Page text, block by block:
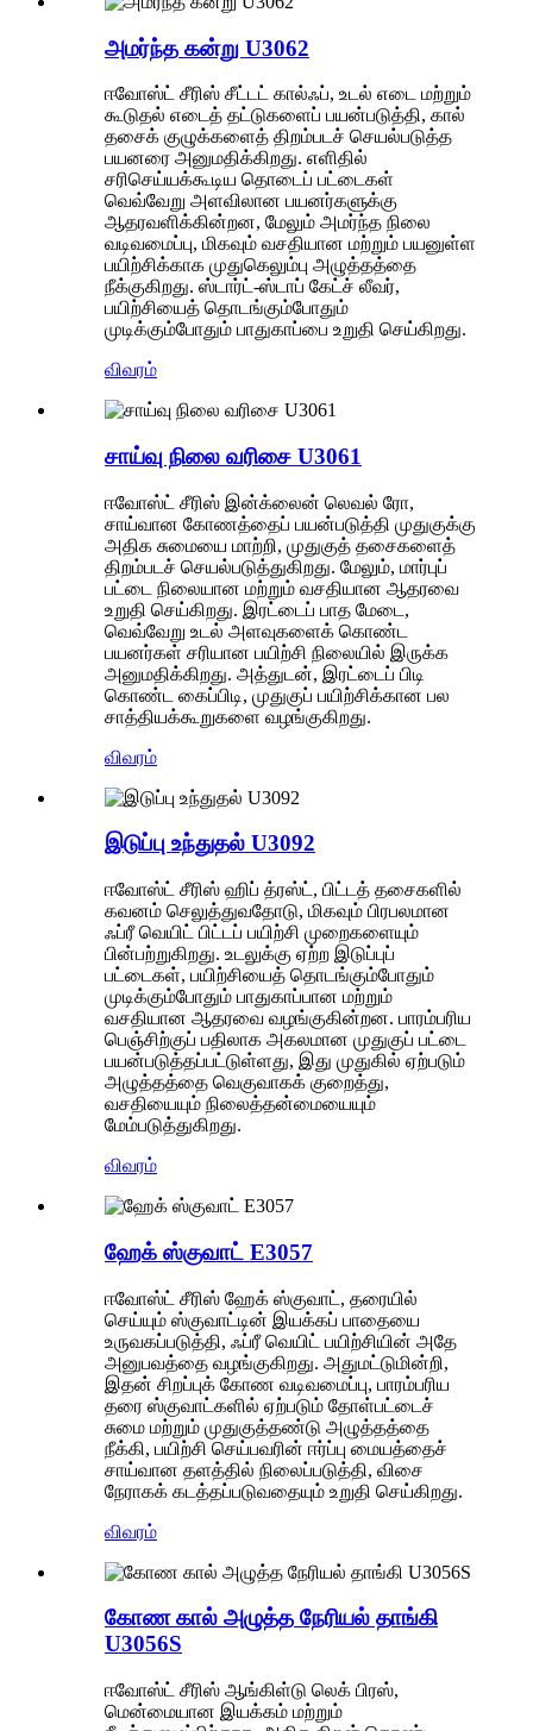
அமர்ந்த கன்று U3062
ஈவோஸ்ட் சீரிஸ் சீட்டட் கால்ஃப், உடல் எடை மற்றும்
கூடுதல் எடைத் தட்டுகளைப் பயன்படுத்தி, கால்
தசைக் குழுக்களைத் திறம்படச் செயல்படுத்த
பயனரை அனுமதிக்கிறது. எளிதில்
சரிசெய்யக்கூடிய தொடைப் பட்டைகள்
வெவ்வேறு அளவிலான பயனர்களுக்கு
ஆதரவளிக்கின்றன, மேலும் அமர்ந்த நிலை
வடிவமைப்பு, மிகவும் வசதியான மற்றும் பயனுள்ள
பயிற்சிக்காக முதுகெலும்பு அழுத்தத்தை
நீக்குகிறது. ஸ்டார்ட்-ஸ்டாப் கேட்ச் லீவர்,
பயிற்சியைத் தொடங்கும்போதும்
முடிக்கும்போதும் பாதுகாப்பை உறுதி செய்கிறது.
விவரம்
சாய்வு நிலை வரிசை U3061
ஈவோஸ்ட் சீரிஸ் இன்க்லைன் லெவல் ரோ,
சாய்வான கோணத்தைப் பயன்படுத்தி முதுகுக்கு
அதிக சுமையை மாற்றி, முதுகுத் தசைகளைத்
திறம்படச் செயல்படுத்துகிறது. மேலும், மார்புப்
பட்டை நிலையான மற்றும் வசதியான ஆதரவை
உறுதி செய்கிறது. இரட்டைப் பாத மேடை,
வெவ்வேறு உடல் அளவுகளைக் கொண்ட
பயனர்கள் சரியான பயிற்சி நிலையில் இருக்க
அனுமதிக்கிறது. அத்துடன், இரட்டைப் பிடி
கொண்ட கைப்பிடி, முதுகுப் பயிற்சிக்கான பல
சாத்தியக்கூறுகளை வழங்குகிறது.
விவரம்
இடுப்பு உந்துதல் U3092
ஈவோஸ்ட் சீரிஸ் ஹிப் த்ரஸ்ட், பிட்டத் தசைகளில்
கவனம் செலுத்துவதோடு, மிகவும் பிரபலமான
ஃப்ரீ வெயிட் பிட்டப் பயிற்சி முறைகளையும்
பின்பற்றுகிறது. உடலுக்கு ஏற்ற இடுப்புப்
பட்டைகள், பயிற்சியைத் தொடங்கும்போதும்
முடிக்கும்போதும் பாதுகாப்பான மற்றும்
வசதியான ஆதரவை வழங்குகின்றன. பாரம்பரிய
பெஞ்சிற்குப் பதிலாக அகலமான முதுகுப் பட்டை
பயன்படுத்தப்பட்டுள்ளது, இது முதுகில் ஏற்படும்
அழுத்தத்தை வெகுவாகக் குறைத்து,
வசதியையும் நிலைத்தன்மையையும்
மேம்படுத்துகிறது.
விவரம்
ஹேக் ஸ்குவாட் E3057
ஈவோஸ்ட் சீரிஸ் ஹேக் ஸ்குவாட், தரையில்
செய்யும் ஸ்குவாட்டின் இயக்கப் பாதையை
உருவகப்படுத்தி, ஃப்ரீ வெயிட் பயிற்சியின் அதே
அனுபவத்தை வழங்குகிறது. அதுமட்டுமின்றி,
இதன் சிறப்புக் கோண வடிவமைப்பு, பாரம்பரிய
தரை ஸ்குவாட்களில் ஏற்படும் தோள்பட்டைச்
சுமை மற்றும் முதுகுத்தண்டு அழுத்தத்தை
நீக்கி, பயிற்சி செய்பவரின் ஈர்ப்பு மையத்தைச்
சாய்வான தளத்தில் நிலைப்படுத்தி, விசை
நேராகக் கடத்தப்படுவதையும் உறுதி செய்கிறது.
விவரம்
கோண கால் அழுத்த நேரியல் தாங்கி
U3056S
ஈவோஸ்ட் சீரிஸ் ஆங்கிள்டு லெக் பிரஸ்,
மென்மையான இயக்கம் மற்றும்